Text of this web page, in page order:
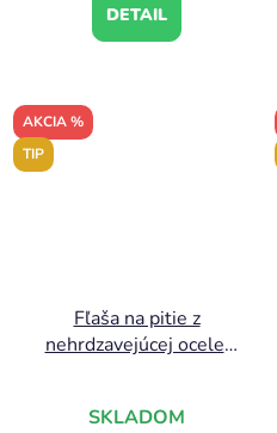
DETAIL
AKCIA %
TIP
Fľaša na pitie z
nehrdzavejúcej ocele:
SKLADOM